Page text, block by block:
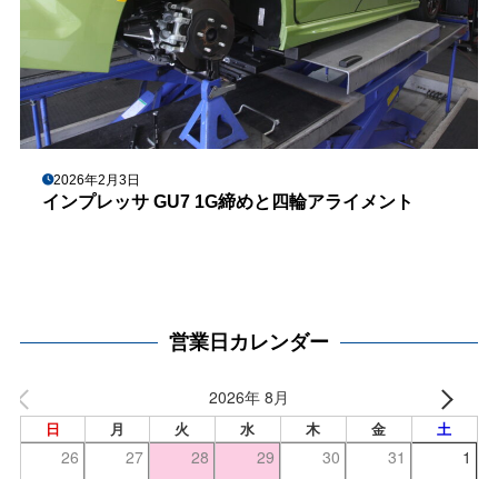
2026年2月3日
インプレッサ GU7 1G締めと四輪アライメント
営業日カレンダー
2026年 8月
日 月 火 水 木 金 土
26 27 28 29 30 31 1